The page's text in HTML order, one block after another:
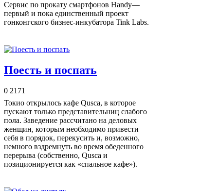
Сервис по прокату смартфонов Handy—
первый и пока единственный проект
гонконгского бизнес-инкубатора Tink Labs.
Поесть и поспать
0 2171
Токио открылось кафе Qusca, в которое
пускают только представительниц слабого
пола. Заведение рассчитано на деловых
женщин, которым необходимо привести
себя в порядок, перекусить и, возможно,
немного вздремнуть во время обеденного
перерыва (собственно, Qusca и
позиционируется как «спальное кафе»).